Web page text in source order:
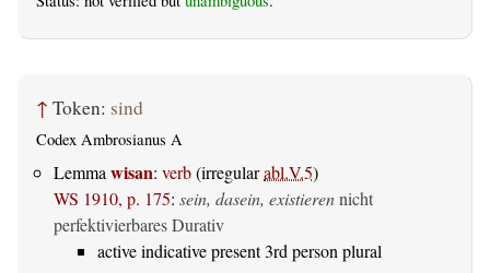
↑ Token: sind
Codex Ambrosianus A
Lemmawisan: verb(irregularabl.V.5)
WS 1910, p. 175: sein, dasein, existierennicht
perfektivierbares Durativ
active indicative present 3rd person plural